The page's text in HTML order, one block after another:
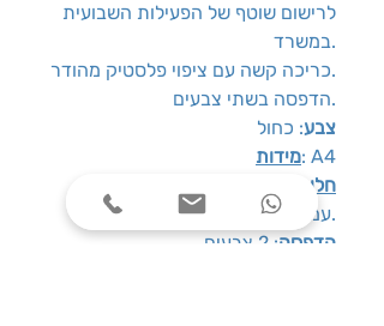
לרישום שוטף של הפעילות השבועית
במשרד.
כריכה קשה עם ציפוי פלסטיק מהודר.
הדפסה בשתי צבעים.
צבע: כחול
מידות: A4
חלוקת זמן
עמודים.
הדפסה: 2 צבעים